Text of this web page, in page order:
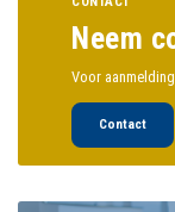
Neem
Voor
Contact